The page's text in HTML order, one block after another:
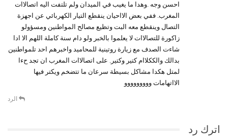
ﺍﺣﺴﻦ ﻭﺟﻪ .ﻭﻫﺪﺍ ﻣﺎ ﻳﻐﻴﺐ ﻓﻲ ﺍﻟﻤﻴﺪﺍﻥ ﻭﻟﻢ ﺗﻠﺘﻔﺖ ﺍﻟﻴﻪ ﺍﺗﺼﺎﻻﺍﺕ
ﺍﻟﻤﻐﺮﺏ. ﻓﻔﻲ ﺑﻌﺾ ﺍﻻﺍﺣﻴﺎﻥ ﻳﻨﻘﻄﻊ ﺍﻟﺘﻴﺎﺭ ﺍﻟﻜﻬﺮﺑﺎﺋﻲ ﻋﻦ ﺍﺟﻬﺰﺓ
ﺍﻟﺘﺼﺎﻝ ﻭﻳﻨﻘﻄﻊ ﻣﻌﻪ ﺍﻟﺒﺖ ﻭﺗﻈﻴﻊ ﻣﺼﺎﻟﺢ ﺍﻟﻤﻮﺍﻃﻨﻴﻦ ﻭﻣﺴﺆﻭﻟﻮ
ﺯﺍﻛﻮﺭﺓ ﻟﻠﺘﺼﺎﻻﺍﺕ ﻻ ﻳﻌﻠﻤﻮﺍ ﺑﺎﻟﺨﺒﺮ ﻭﻟﻮ ﺩﺍﻡ ﺳﻨﺔ ﻛﺎﻣﻠﺔ ﺍﻟﻠﻬﻢ ﺍﻻ ﺍﺩﺍ
ﺷﺎءﺕ ﺍﻟﺼﺪﻑ ﻣﻊ ﺯﻳﺎﺭﺓ ﺭﻭﺗﻴﻨﻴﺔ ﻟﻠﻤﺤﺎﻣﻴﺪ ﻭﺍﺧﺒﺮﻫﻢ ﺍﺣﺪ ﺗﻠﻤﻮﺍﻃﻨﻴﻦ
ﺑﺪﺍﻟﻚ ﻭﺍﻟﻜﻜﻼﺍﻡ ﻛﺘﻴﺮ ﻭﻛﺘﻴﺮ. ﻋﻠﻰ ﺍﺗﺼﺎﻻﺍﺕ ﺍﻟﻤﻐﺮﺏ ﺍﻥ ﺗﺠﺪ ﺡءﺍ
ﻟﻤﺘﻞ ﻫﻜﺪﺍ ﻣﺸﺎﻛﻞ ﺑﺴﻴﻄﺔ ﺳﺮﻋﺎﻥ ﻣﺎ ﺗﺘﻀﺨﻢ ﻭﻳﻜﺘﺮ ﻓﻴﻬﺎ
ﺍﻻﺍﺗﻬﺎﻣﺎﺕ ﻭﻭﻭﻭﻭﻭﻭﻭﻭ
الرد
اترك رد